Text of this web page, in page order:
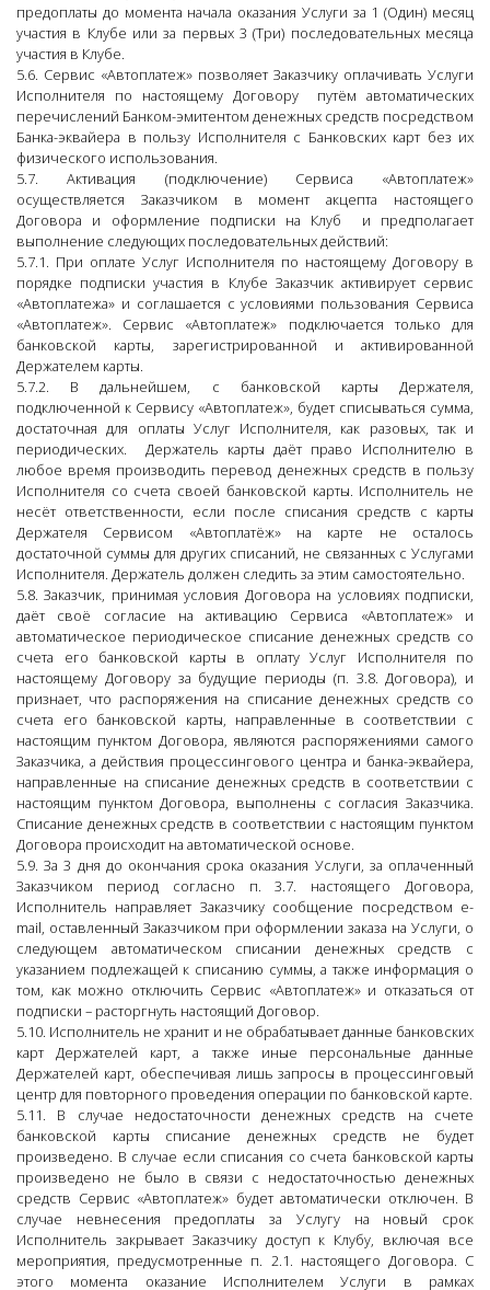
предоплаты до момента начала оказания Услуги за 1 (Один) месяц
участия в Клубе или за первых 3 (Три) последовательных месяца
участия в Клубе.
5.6. Сервис «Автоплатеж» позволяет Заказчику оплачивать Услуги
Исполнителя по настоящему Договору путём автоматических
перечислений Банком-эмитентом денежных средств посредством
Банка-эквайера в пользу Исполнителя с Банковских карт без их
физического использования.
5.7. Активация (подключение) Сервиса «Автоплатеж»
осуществляется Заказчиком в момент акцепта настоящего
Договора и оформление подписки на Клуб и предполагает
выполнение следующих последовательных действий:
5.7.1. При оплате Услуг Исполнителя по настоящему Договору в
порядке подписки участия в Клубе Заказчик активирует сервис
«Автоплатежа» и соглашается с условиями пользования Сервиса
«Автоплатеж». Сервис «Автоплатеж» подключается только для
банковской карты, зарегистрированной и активированной
Держателем карты.
5.7.2. В дальнейшем, с банковской карты Держателя,
подключенной к Сервису «Автоплатеж», будет списываться сумма,
достаточная для оплаты Услуг Исполнителя, как разовых, так и
периодических. Держатель карты даёт право Исполнителю в
любое время производить перевод денежных средств в пользу
Исполнителя со счета своей банковской карты. Исполнитель не
несёт ответственности, если после списания средств с карты
Держателя Сервисом «Автоплатёж» на карте не осталось
достаточной суммы для других списаний, не связанных с Услугами
Исполнителя. Держатель должен следить за этим самостоятельно.
5.8. Заказчик, принимая условия Договора на условиях подписки,
даёт своё согласие на активацию Сервиса «Автоплатеж» и
автоматическое периодическое списание денежных средств со
счета его банковской карты в оплату Услуг Исполнителя по
настоящему Договору за будущие периоды (п. 3.8. Договора), и
признает, что распоряжения на списание денежных средств со
счета его банковской карты, направленные в соответствии с
настоящим пунктом Договора, являются распоряжениями самого
Заказчика, а действия процессингового центра и банка-эквайера,
направленные на списание денежных средств в соответствии с
настоящим пунктом Договора, выполнены с согласия Заказчика.
Списание денежных средств в соответствии с настоящим пунктом
Договора происходит на автоматической основе.
5.9. За 3 дня до окончания срока оказания Услуги, за оплаченный
Заказчиком период согласно п. 3.7. настоящего Договора,
Исполнитель направляет Заказчику сообщение посредством e-
mail, оставленный Заказчиком при оформлении заказа на Услуги, о
следующем автоматическом списании денежных средств с
указанием подлежащей к списанию суммы, а также информация о
том, как можно отключить Сервис «Автоплатеж» и отказаться от
подписки – расторгнуть настоящий Договор.
5.10. Исполнитель не хранит и не обрабатывает данные банковских
карт Держателей карт, а также иные персональные данные
Держателей карт, обеспечивая лишь запросы в процессинговый
центр для повторного проведения операции по банковской карте.
5.11. В случае недостаточности денежных средств на счете
банковской карты списание денежных средств не будет
произведено. В случае если списания со счета банковской карты
произведено не было в связи с недостаточностью денежных
средств Сервис «Автоплатеж» будет автоматически отключен. В
случае невнесения предоплаты за Услугу на новый срок
Исполнитель закрывает Заказчику доступ к Клубу, включая все
мероприятия, предусмотренные п. 2.1. настоящего Договора. С
этого момента оказание Исполнителем Услуги в рамках